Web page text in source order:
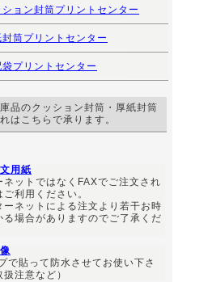
ション封筒プリントセンター
封筒プリントセンター
袋プリントセンター
品のクッション封筒・厚紙封筒
はこちらで承ります。
用紙
ネットではなくFAXでご注文され
利用ください。
ーネットによる注文より若干お時
る場合がありますのでご了承くだ
で貼って防水させてお使い下さ
注意など）